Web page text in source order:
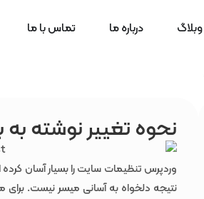
وبلاگ درباره ما تماس با ما
نحوه تغییر نوشته
وردپرس تنظیمات سایت را بسیار آسان
نتیجه دلخواه به آسانی میسر نیست.